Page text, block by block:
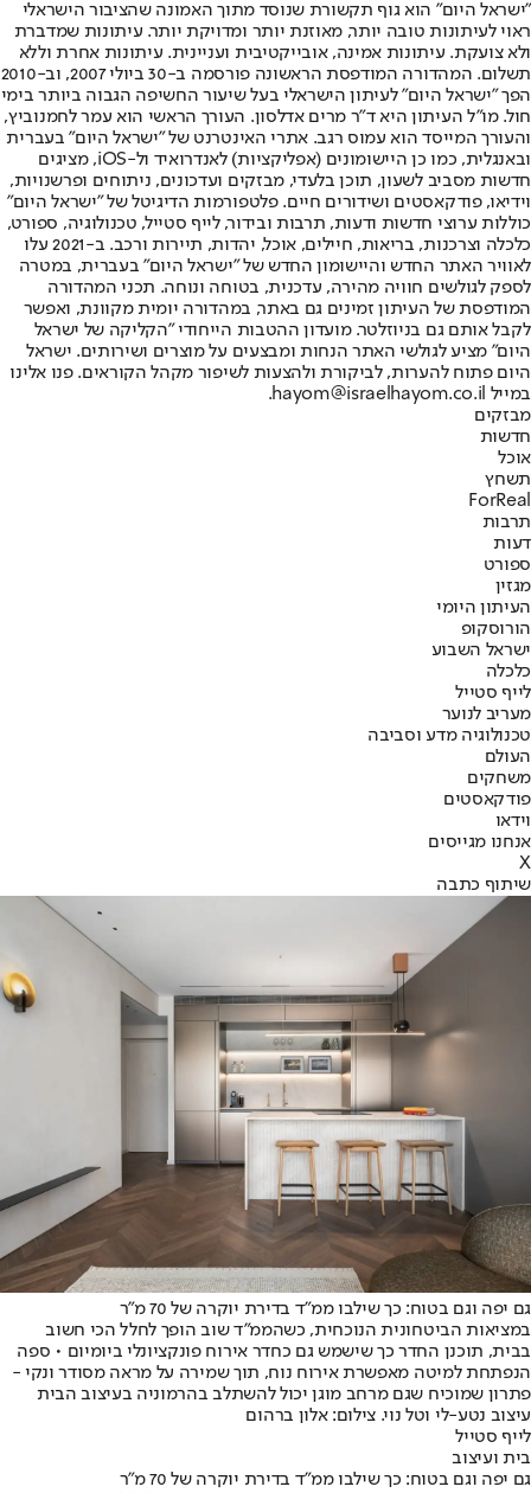
"ישראל היום" הוא גוף תקשורת שנוסד מתוך האמונה שהציבור הישראלי
ראוי לעיתונות טובה יותר, מאוזנת יותר ומדויקת יותר. עיתונות שמדברת
ולא צועקת. עיתונות אמינה, אובייקטיבית ועניינית. עיתונות אחרת וללא
תשלום. המהדורה המודפסת הראשונה פורסמה ב-30 ביולי 2007, וב-2010
הפך "ישראל היום" לעיתון הישראלי בעל שיעור החשיפה הגבוה ביותר בימי
חול. מו"ל העיתון היא ד"ר מרים אדלסון. העורך הראשי הוא עמר לחמנוביץ,
והעורך המייסד הוא עמוס רגב. אתרי האינטרנט של "ישראל היום" בעברית
ובאנגלית, כמו כן היישומונים (אפליקציות) לאנדרואיד ול-iOS, מציגים
חדשות מסביב לשעון, תוכן בלעדי, מבזקים ועדכונים, ניתוחים ופרשנויות,
וידיאו, פודקאסטים ושידורים חיים. פלטפורמות הדיגיטל של "ישראל היום"
כוללות ערוצי חדשות ודעות, תרבות ובידור, לייף סטייל, טכנולוגיה, ספורט,
כלכלה וצרכנות, בריאות, חיילים, אוכל, יהדות, תיירות ורכב. ב-2021 עלו
לאוויר האתר החדש והיישומון החדש של "ישראל היום" בעברית, במטרה
לספק לגולשים חוויה מהירה, עדכנית, בטוחה ונוחה. תכני המהדורה
המודפסת של העיתון זמינים גם באתר, במהדורה יומית מקוונת, ואפשר
לקבל אותם גם בניוזלטר. מועדון ההטבות הייחודי "הקליקה של ישראל
היום" מציע לגולשי האתר הנחות ומבצעים על מוצרים ושירותים. ישראל
היום פתוח להערות, לביקורת ולהצעות לשיפור מקהל הקוראים. פנו אלינו
במייל hayom@israelhayom.co.il.
מבזקים
חדשות
אוכל
תשחץ
ForReal
תרבות
דעות
ספורט
מגזין
העיתון היומי
הורוסקופ
ישראל השבוע
כלכלה
לייף סטייל
מעריב לנוער
טכנולוגיה מדע וסביבה
העולם
משחקים
פודקאסטים
וידאו
אנחנו מגייסים
X
שיתוף כתבה
גם יפה וגם בטוח: כך שילבו ממ"ד בדירת יוקרה של 70 מ"ר
במציאות הביטחונית הנוכחית, כשהממ״ד שוב הופך לחלל הכי חשוב
בבית, תוכנן החדר כך שישמש גם כחדר אירוח פונקציונלי ביומיום • ספה
הנפתחת למיטה מאפשרת אירוח נוח, תוך שמירה על מראה מסודר ונקי -
פתרון שמוכיח שגם מרחב מוגן יכול להשתלב בהרמוניה בעיצוב הבית
עיצוב נטע-לי וטל נוי. צילום: אלון ברהום
לייף סטייל
בית ועיצוב
גם יפה וגם בטוח: כך שילבו ממ"ד בדירת יוקרה של 70 מ"ר